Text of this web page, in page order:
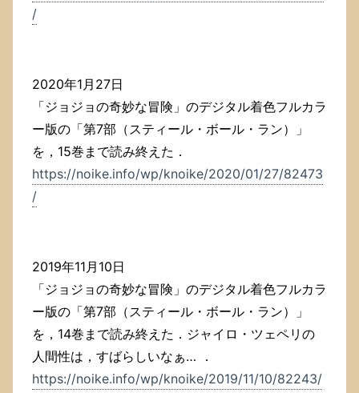
/
2020年1月27日
「ジョジョの奇妙な冒険」のデジタル着色フルカラ
ー版の「第7部（スティール・ボール・ラン）」
を，15巻まで読み終えた．
https://noike.info/wp/knoike/2020/01/27/82473
/
2019年11月10日
「ジョジョの奇妙な冒険」のデジタル着色フルカラ
ー版の「第7部（スティール・ボール・ラン）」
を，14巻まで読み終えた．ジャイロ・ツェペリの
人間性は，すばらしいなぁ… ．
https://noike.info/wp/knoike/2019/11/10/82243/